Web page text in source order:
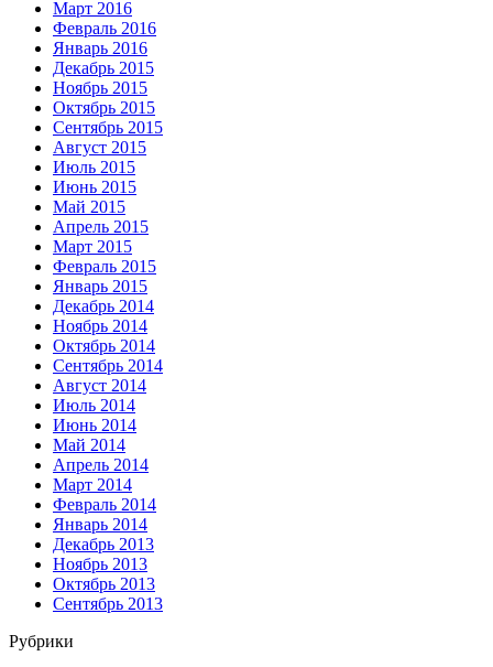
Март 2016
Февраль 2016
Январь 2016
Декабрь 2015
Ноябрь 2015
Октябрь 2015
Сентябрь 2015
Август 2015
Июль 2015
Июнь 2015
Май 2015
Апрель 2015
Март 2015
Февраль 2015
Январь 2015
Декабрь 2014
Ноябрь 2014
Октябрь 2014
Сентябрь 2014
Август 2014
Июль 2014
Июнь 2014
Май 2014
Апрель 2014
Март 2014
Февраль 2014
Январь 2014
Декабрь 2013
Ноябрь 2013
Октябрь 2013
Сентябрь 2013
Рубрики